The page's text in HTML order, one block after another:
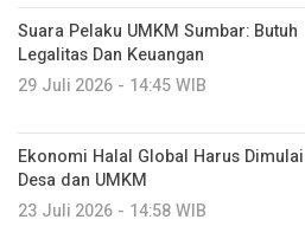
Suara Pelaku UMKM Sumbar: Butuh
Legalitas Dan Keuangan
29 Juli 2026 - 14:45 WIB
Ekonomi Halal Global Harus
Desa dan UMKM
23 Juli 2026 - 14:58 WIB